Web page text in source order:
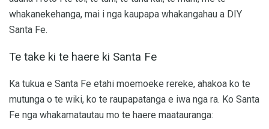
whakanekehanga, mai i nga kaupapa whakangahau a DIY
Santa Fe.
Te take ki te haere ki Santa Fe
Ka tukua e Santa Fe etahi moemoeke rereke, ahakoa ko te
mutunga o te wiki, ko te raupapatanga e iwa nga ra. Ko Santa
Fe nga whakamatautau mo te haere maatauranga: